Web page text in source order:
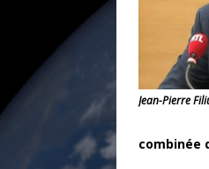
Jean-Pierre
combinée